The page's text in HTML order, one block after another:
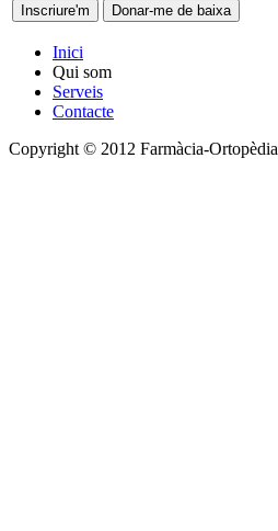
Inici
Qui som
Serveis
Contacte
Copyright © 2012 Farmàcia-